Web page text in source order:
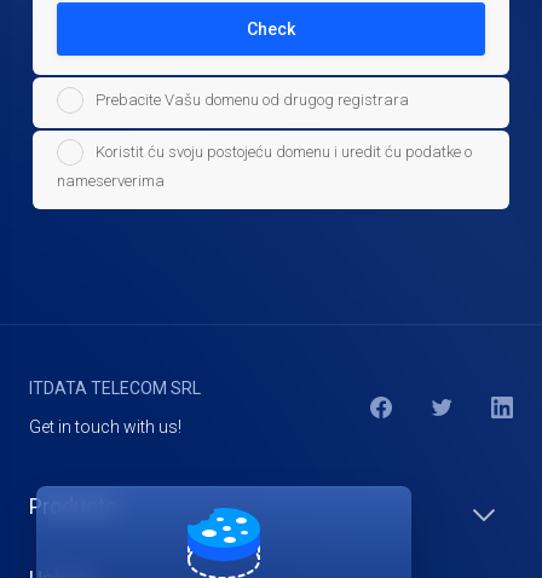
Check
Prebacite Vašu domenu od drugog registrara
Koristit ću svoju postojeću domenu i uredit ću podatke o
nameserverima
ITDATA TELECOM SRL
Get in touch with us!
Products